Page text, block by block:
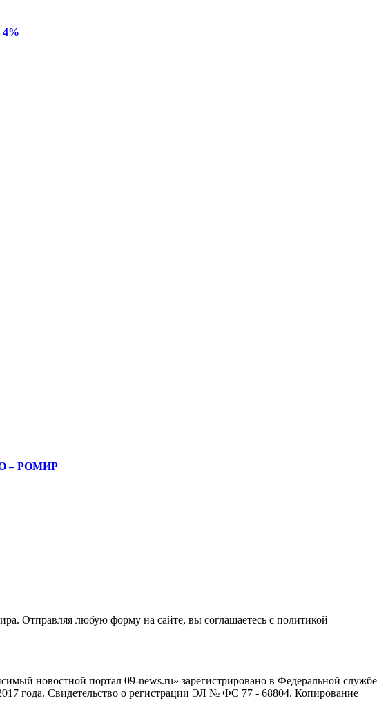
4%
– РОМИР
Отправляя любую форму на сайте, вы соглашаетесь с политикой
новостной портал 09-news.ru» зарегистрировано в Федеральной службе
года. Свидетельство о регистрации ЭЛ № ФС 77 - 68804. Копирование